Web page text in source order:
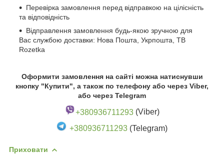
Перевірка замовлення перед відправкою на цілісність
та відповідність
Відправлення замовлення будь-якою зручною для
Вас службою доставки: Нова Пошта, Укрпошта, ТВ
Rozetka
Оформити замовлення на сайті можна натиснувши
кнопку "Купити", а також по телефону або через Viber,
або через Telegram
+380936711293(Viber)
+380936711293 (Telegram)
Приховати